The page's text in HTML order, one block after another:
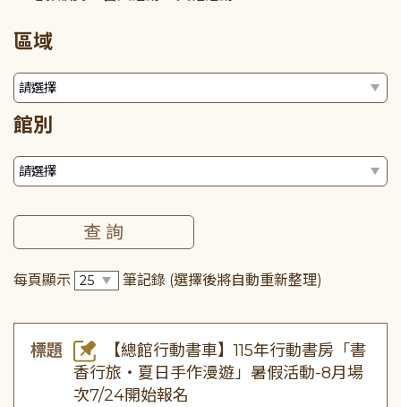
區域
館別
每頁顯示 筆記錄 (選擇後將自動重新整理)
標題
【總館行動書車】115年行動書房「書
香行旅・夏日手作漫遊」暑假活動-8月場
次7/24開始報名